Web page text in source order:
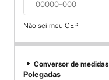
Não sei meu CEP
Conversor de medidas
Polegadas